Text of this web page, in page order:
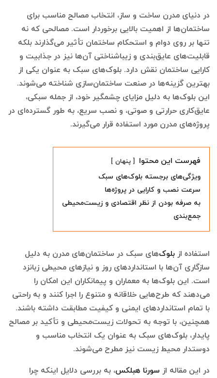
در دنیای مدرن ساخت و ساز، انتخاب مصالح مناسب برای
ساختمان‌ها از اهمیت بالایی برخوردار است. مصالحی که نه
تنها بر روی دوام و استحکام ساختمان تأثیر می‌گذارند بلکه
قابلیت‌های عایق‌بندی و زیباشناختی آن‌ها نیز در جذابیت و
کارایی ساختمان نقش دارد. بلوک‌های سبک به عنوان یکی از
بهترین گزینه‌ها در صنعت ساختمان‌سازی شناخته می‌شوند.
این بلوک‌ها به دلیل مزایای چشمگیر خود، از جمله سبکی،
عایق‌کاری حرارتی و صوتی، و نصب سریع، به طور گسترده‌ای در
پروژه‌های مدرن مورد استفاده قرار می‌گیرند.
فهرست این محتوا پنهان
ویژگی‌های برجسته بلوک‌های سبک
سرعت نصب و کارایی در پروژه‌ها
به صرفه بودن از نظر اقتصادی و زیست‌محیطی
جمع‌بندی
استفاده از بلوک‌های سبک در ساختمان‌های مدرن به دلیل
سازگاری آن‌ها با استانداردهای روز و نیازهای محیطی زبانزد
است. این بلوک‌ها به معماران و پیمانکاران این امکان را
می‌دهند که طرح‌هایی خلاقانه و متنوع را اجرا کنند و به راحتی
با تمام استانداردهای ایمنی و کیفیت مطابقت داشته باشند.
همچنین، با توجه به تحولات زیست‌محیطی و تأکید بر مصالح
پایدار، بلوک‌های سبک به عنوان یک انتخاب مناسب و
دوستدار محیط زیست نیز مطرح می‌شوند.
در این مقاله از سورنا هبلکس، به بررسی دلایل اینکه چرا